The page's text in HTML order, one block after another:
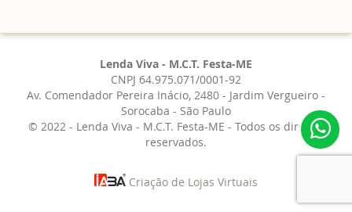
Lenda Viva - M.C.T. Festa-ME
CNPJ 64.975.071/0001-92
Av. Comendador Pereira Inácio, 2480 - Jardim Vergueiro -
Sorocaba - São Paulo
© 2022 - Lenda Viva - M.C.T. Festa-ME - Todos os direitos
reservados.
Criação de Lojas Virtuais